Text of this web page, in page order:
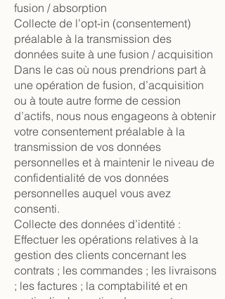
fusion / absorption
Collecte de l’opt-in (consentement)
préalable à la transmission des
données suite à une fusion / acquisition
Dans le cas où nous prendrions part à
une opération de fusion, d’acquisition
ou à toute autre forme de cession
d’actifs, nous nous engageons à obtenir
votre consentement préalable à la
transmission de vos données
personnelles et à maintenir le niveau de
confidentialité de vos données
personnelles auquel vous avez
consenti.
Collecte des données d’identité :
Effectuer les opérations relatives à la
gestion des clients concernant les
contrats ; les commandes ; les livraisons
; les factures ; la comptabilité et en